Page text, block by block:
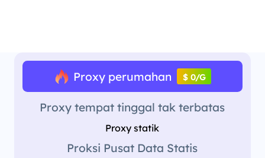
Proxy perumahan $ 0/G
Proxy tempat tinggal tak terbatas
Proxy statik
Proksi Pusat Data Statis